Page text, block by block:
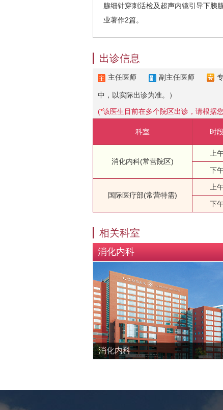
腺细针穿刺活检及超声内镜引导下胰
业著作2篇。
出诊信息
主任医师 副主任医师
中，以实际出诊为准。）
(*该医生目前在多个院区出诊，请根据
科室 时
消化内科(常营院区)
上
下
国际医疗部(常营特需)
上
下
相关科室
消化内科
消化内科